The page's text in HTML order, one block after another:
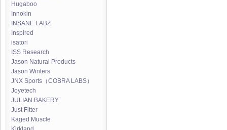
Hugaboo
Innokin
INSANE LABZ
Inspired
isatori
ISS Research
Jason Natural Products
Jason Winters
JNX Sports（COBRA LABS）
Joyetech
JULIAN BAKERY
Just Fitter
Kaged Muscle